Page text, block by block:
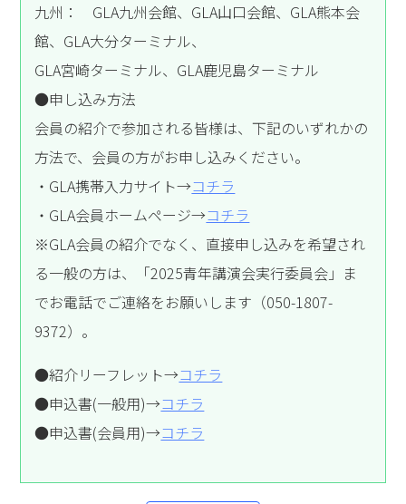
九州： GLA九州会館、GLA山口会館、GLA熊本会
館、GLA大分ターミナル、
GLA宮崎ターミナル、GLA鹿児島ターミナル
●申し込み方法
会員の紹介で参加される皆様は、下記のいずれかの
方法で、会員の方がお申し込みください。
・GLA携帯入力サイト→コチラ
・GLA会員ホームページ→コチラ
※GLA会員の紹介でなく、直接申し込みを希望され
る一般の方は、「2025青年講演会実行委員会」ま
でお電話でご連絡をお願いします（050-1807-
9372）。
●紹介リーフレット→コチラ
●申込書(一般用)→コチラ
●申込書(会員用)→コチラ